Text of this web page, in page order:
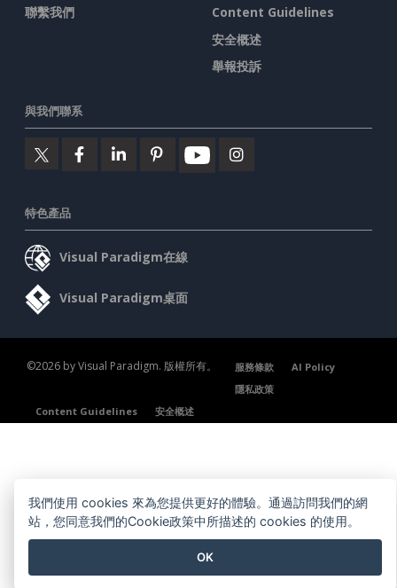
聯繫我們
Content Guidelines
安全概述
舉報投訴
與我們聯系
特色產品
Visual Paradigm在線
Visual Paradigm桌面
©2026 by Visual Paradigm. 版權所有。 服務條款
AI Policy
隱私政策
Content Guidelines
安全概述
我們使用 cookies 來為您提供更好的體驗。通過訪問我們的網
站，您同意我們的Cookie政策中所描述的 cookies 的使用。
OK